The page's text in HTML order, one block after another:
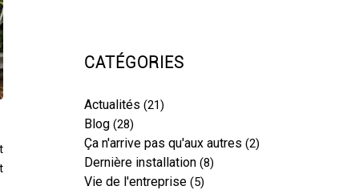
CATÉGORIES
Actualités (21)
Blog (28)
Ça n'arrive pas qu'aux autres (2)
Dernière installation (8)
Vie de l'entreprise (5)